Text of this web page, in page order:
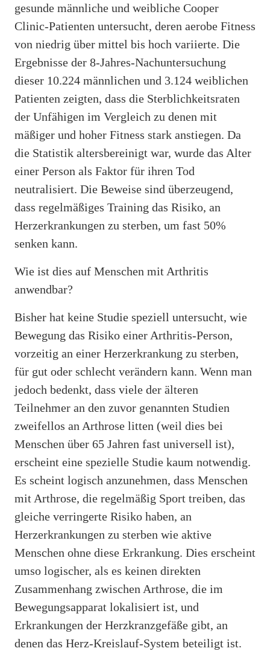
gesunde männliche und weibliche Cooper
Clinic-Patienten untersucht, deren aerobe Fitness
von niedrig über mittel bis hoch variierte. Die
Ergebnisse der 8-Jahres-Nachuntersuchung
dieser 10.224 männlichen und 3.124 weiblichen
Patienten zeigten, dass die Sterblichkeitsraten
der Unfähigen im Vergleich zu denen mit
mäßiger und hoher Fitness stark anstiegen. Da
die Statistik altersbereinigt war, wurde das Alter
einer Person als Faktor für ihren Tod
neutralisiert. Die Beweise sind überzeugend,
dass regelmäßiges Training das Risiko, an
Herzerkrankungen zu sterben, um fast 50%
senken kann.
Wie ist dies auf Menschen mit Arthritis
anwendbar?
Bisher hat keine Studie speziell untersucht, wie
Bewegung das Risiko einer Arthritis-Person,
vorzeitig an einer Herzerkrankung zu sterben,
für gut oder schlecht verändern kann. Wenn man
jedoch bedenkt, dass viele der älteren
Teilnehmer an den zuvor genannten Studien
zweifellos an Arthrose litten (weil dies bei
Menschen über 65 Jahren fast universell ist),
erscheint eine spezielle Studie kaum notwendig.
Es scheint logisch anzunehmen, dass Menschen
mit Arthrose, die regelmäßig Sport treiben, das
gleiche verringerte Risiko haben, an
Herzerkrankungen zu sterben wie aktive
Menschen ohne diese Erkrankung. Dies erscheint
umso logischer, als es keinen direkten
Zusammenhang zwischen Arthrose, die im
Bewegungsapparat lokalisiert ist, und
Erkrankungen der Herzkranzgefäße gibt, an
denen das Herz-Kreislauf-System beteiligt ist.